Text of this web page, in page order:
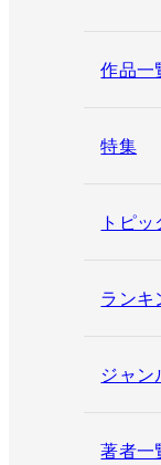
作品一
特集
トピッ
ランキ
ジャン
著者一